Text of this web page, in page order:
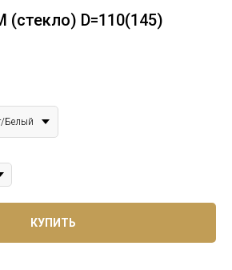
D=110(145)
Белый
КУПИТЬ